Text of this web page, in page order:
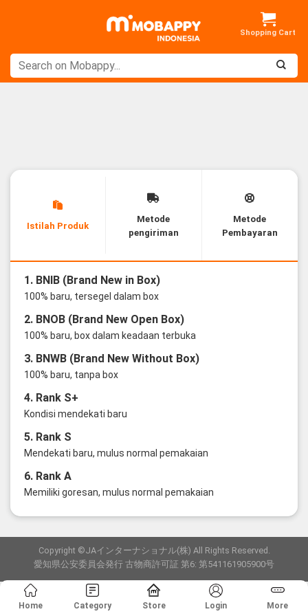
Istilah Produk
Metode
pengiriman
Metode
Pembayaran
1. BNIB (Brand New in Box)
100% baru, tersegel dalam box
2. BNOB (Brand New Open Box)
100% baru, box dalam keadaan terbuka
3. BNWB (Brand New Without Box)
100% baru, tanpa box
4. Rank S+
Kondisi mendekati baru
5. Rank S
Mendekati baru, mulus normal pemakaian
6. Rank A
Memiliki goresan, mulus normal pemakaian
Copyright ©JAインターナショナル(株) All Rights Reserved.
愛知県公安委員会発行 古物商許可証 第6: 第541161905900号
Home Category Store Login More